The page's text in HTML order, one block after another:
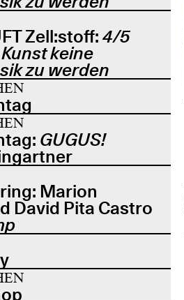
Zell:stoff: 4/5
keine
zu werden
GUGUS!
Marion
David Pita Castro